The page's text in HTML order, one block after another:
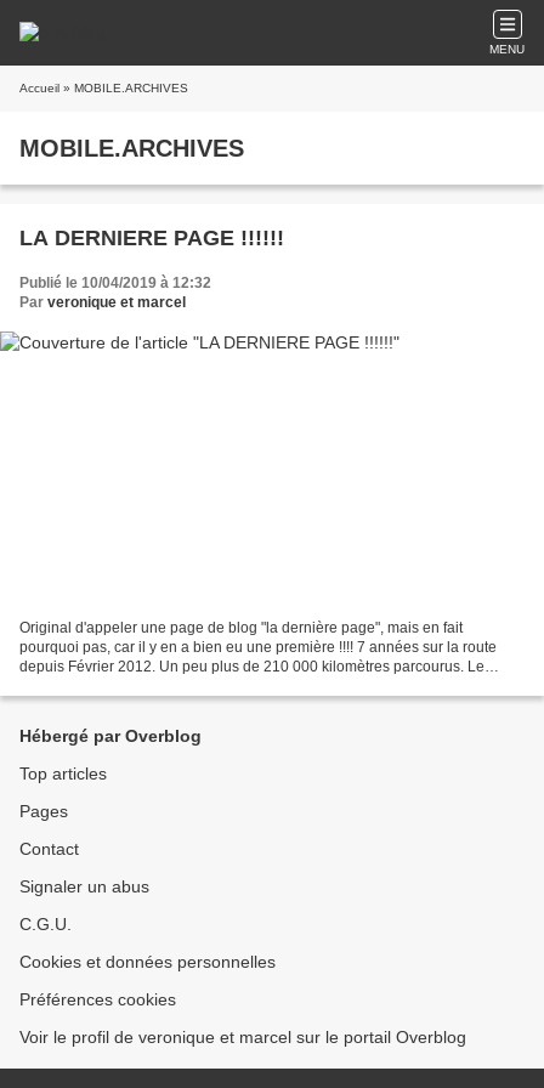
MENU
Accueil » MOBILE.ARCHIVES
MOBILE.ARCHIVES
LA DERNIERE PAGE !!!!!!
Publié le 10/04/2019 à 12:32
Par veronique et marcel
Original d'appeler une page de blog "la dernière page", mais en fait
pourquoi pas, car il y en a bien eu une première !!!! 7 années sur la route
depuis Février 2012. Un peu plus de 210 000 kilomètres parcourus. Le
Hébergé par Overblog
Top articles
Pages
Contact
Signaler un abus
C.G.U.
Cookies et données personnelles
Préférences cookies
Voir le profil de veronique et marcel sur le portail Overblog